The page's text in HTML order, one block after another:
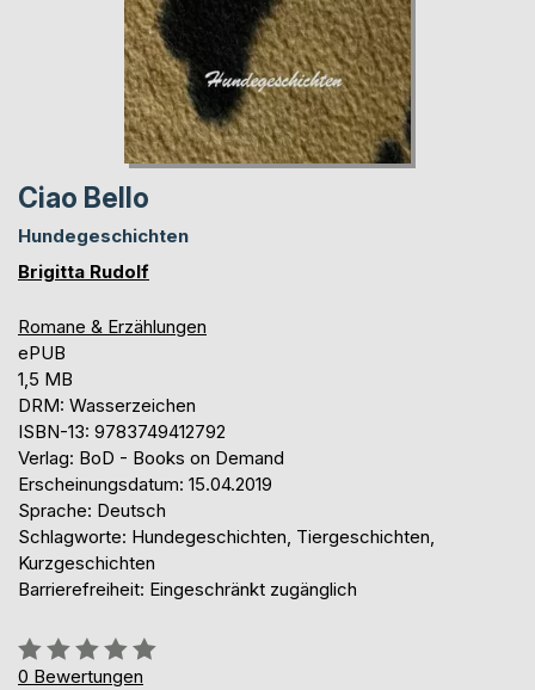
Ciao Bello
Hundegeschichten
Brigitta Rudolf
Romane & Erzählungen
ePUB
1,5 MB
DRM: Wasserzeichen
ISBN-13: 9783749412792
Verlag: BoD - Books on Demand
Erscheinungsdatum: 15.04.2019
Sprache: Deutsch
Schlagworte: Hundegeschichten, Tiergeschichten,
Kurzgeschichten
Barrierefreiheit: Eingeschränkt zugänglich
Bewertung::
0%
0 Bewertungen